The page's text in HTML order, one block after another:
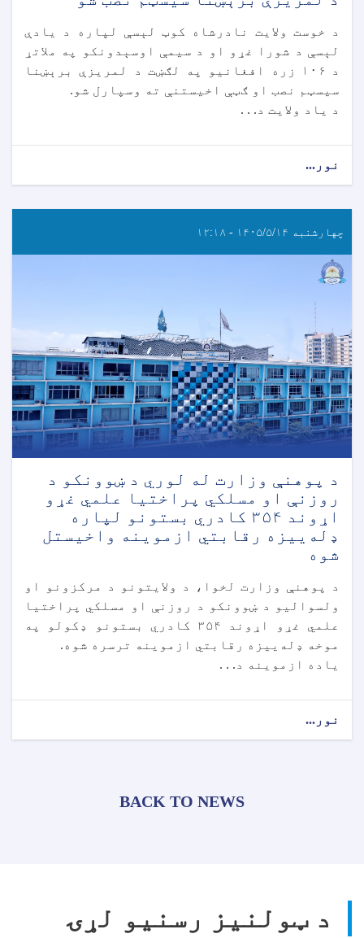
د خوست ولایت نادرشاه کوټ لېسې لپاره د یادې
لېسې د شورا غړو او د سیمې اوسېدونکو په ملاتړ
د ۱۰۶ زره افغانیو په لګښت د لمریزې برېښنا
سیسټم نصب او ګټې اخیستنې ته وسپارل شو.
د یاد ولایت د. . .
نور...
چهارشنبه ۱۴۰۵/۵/۱۴ - ۱۲:۱۸
د پوهنې وزارت له لوري د ښوونکو د
روزنې او مسلکي پراختیا علمي غړو
اړوند ۳۵۴ کادري بستونو لپاره
ډله‌ییزه رقابتي ازموینه واخیستل
شوه
د پوهنې وزارت لخوا، د ولايتونو د مرکزونو او
ولسواليو د ښوونکو د روزنې او مسلکي پراختیا
علمي غړو اړوند ۳۵۴ کادري بستونو ډکولو په
موخه ډله‌ییزه رقابتي ازموینه ترسره شوه.
ياده ازموینه د. . .
نور...
BACK TO NEWS
د ټولنیز رسنیو لړۍ